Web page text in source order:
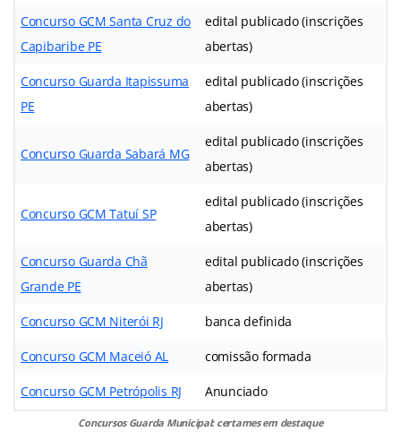
Concurso GCM Santa Cruz do
Capibaribe PE
edital publicado (inscrições
abertas)
Concurso Guarda Itapissuma
PE
edital publicado (inscrições
abertas)
Concurso Guarda Sabará MG
edital publicado (inscrições
abertas)
Concurso GCM Tatuí SP
edital publicado (inscrições
abertas)
Concurso Guarda Chã
Grande PE
edital publicado (inscrições
abertas)
Concurso GCM Niterói RJ banca definida
Concurso GCM Maceió AL comissão formada
Concurso GCM Petrópolis RJ Anunciado
Concursos Guarda Municipal: certames em destaque